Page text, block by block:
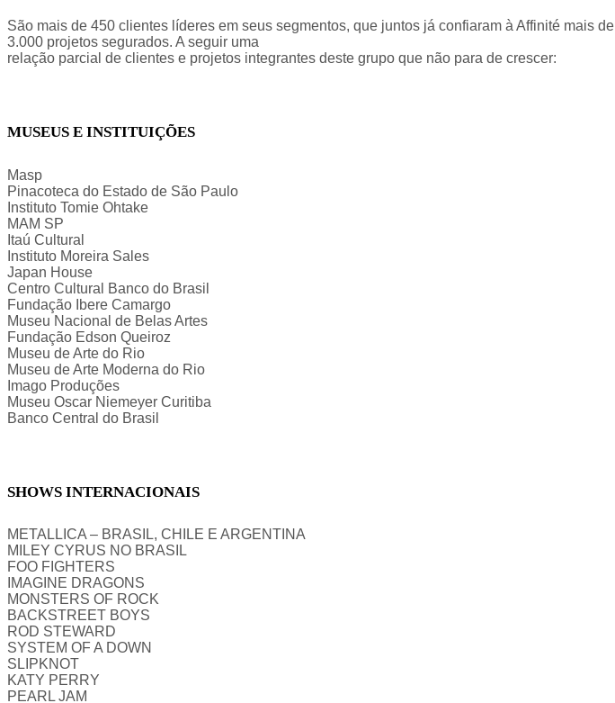
São mais de 450 clientes líderes em seus segmentos, que juntos já confiaram à Affinité mais de
3.000 projetos segurados. A seguir uma
relação parcial de clientes e projetos integrantes deste grupo que não para de crescer:
MUSEUS E INSTITUIÇÕES
Masp
Pinacoteca do Estado de São Paulo
Instituto Tomie Ohtake
MAM SP
Itaú Cultural
Instituto Moreira Sales
Japan House
Centro Cultural Banco do Brasil
Fundação Ibere Camargo
Museu Nacional de Belas Artes
Fundação Edson Queiroz
Museu de Arte do Rio
Museu de Arte Moderna do Rio
Imago Produções
Museu Oscar Niemeyer Curitiba
Banco Central do Brasil
SHOWS INTERNACIONAIS
METALLICA – BRASIL, CHILE E ARGENTINA
MILEY CYRUS NO BRASIL
FOO FIGHTERS
IMAGINE DRAGONS
MONSTERS OF ROCK
BACKSTREET BOYS
ROD STEWARD
SYSTEM OF A DOWN
SLIPKNOT
KATY PERRY
PEARL JAM